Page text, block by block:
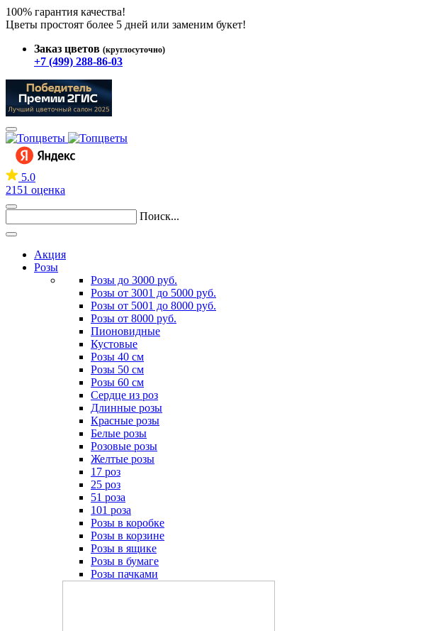
100% гарантия качества!
Цветы простоят более 5 дней или заменим букет!
Заказ цветов (круглосуточно)
+7 (499) 288-86-03
5.0
2151 оценка
Поиск...
Акция
Розы
Розы до 3000 руб.
Розы от 3001 до 5000 руб.
Розы от 5001 до 8000 руб.
Розы от 8000 руб.
Пионовидные
Кустовые
Розы 40 см
Розы 50 см
Розы 60 см
Сердце из роз
Длинные розы
Красные розы
Белые розы
Розовые розы
Желтые розы
17 роз
25 роз
51 роза
101 роза
Розы в коробке
Розы в корзине
Розы в ящике
Розы в бумаге
Розы пачками